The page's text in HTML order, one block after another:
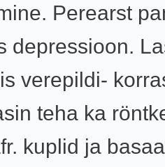
Perearst
depressioon.
verepildi-
teha ka
kuplid ja